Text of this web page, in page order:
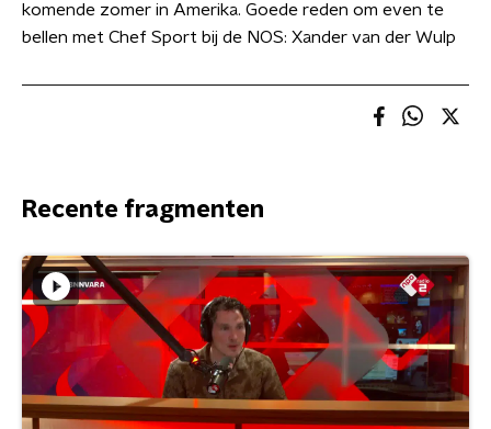
komende zomer in Amerika. Goede reden om even te
bellen met Chef Sport bij de NOS: Xander van der Wulp
Recente fragmenten